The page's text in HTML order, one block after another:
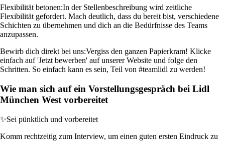
Flexibilität betonen:In der Stellenbeschreibung wird zeitliche
Flexibilität gefordert. Mach deutlich, dass du bereit bist, verschiedene
Schichten zu übernehmen und dich an die Bedürfnisse des Teams
anzupassen.
Bewirb dich direkt bei uns:Vergiss den ganzen Papierkram! Klicke
einfach auf 'Jetzt bewerben' auf unserer Website und folge den
Schritten. So einfach kann es sein, Teil von #teamlidl zu werden!
Wie man sich auf ein Vorstellungsgespräch bei Lidl
München West vorbereitet
✨Sei pünktlich und vorbereitet
Komm rechtzeitig zum Interview, um einen guten ersten Eindruck zu